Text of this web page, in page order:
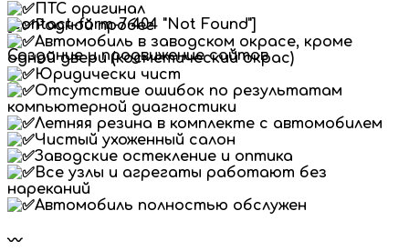
[contact-form-7 404 "Not Found"]
Создание и продвижение сайтов
✆
ПТС оригинал
Родной пробег
Автомобиль в заводском окрасе, кроме
одной двери (косметический окрас)
Юридически чист
Отсутствие ошибок по результатам
компьютерной диагностики
Летняя резина в комплекте с автомобилем
Чистый ухоженный салон
Заводские остекление и оптика
Все узлы и агрегаты работают без
нареканий
Автомобиль полностью обслужен
〰